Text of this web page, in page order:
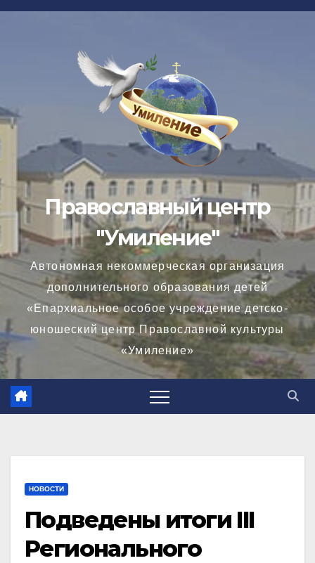
Перейти
Православный центр
"Умиление"
Автономная некоммерческая организация
дополнительного образования детей
«Епархиальное особое учреждение детско-
юношеский центр Православной культуры
«Умиление»
НОВОСТИ
Подведены итоги III
Регионального